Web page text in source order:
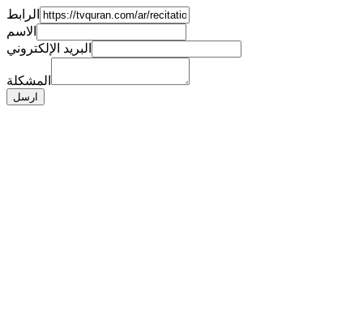
الرابط
الاسم
البريد الإلكتروني
المشكلة
ارسل